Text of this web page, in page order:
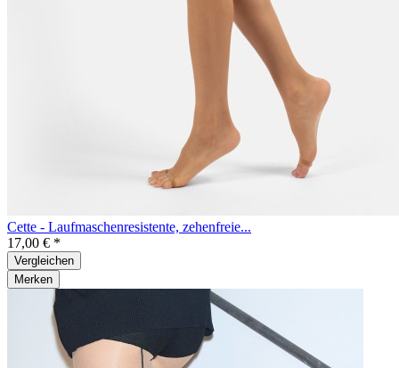
Cette - Laufmaschenresistente, zehenfreie...
17,00 € *
Vergleichen
Merken